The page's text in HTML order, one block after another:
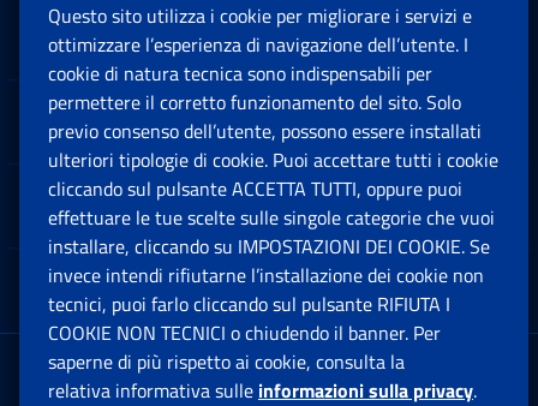
Sedi e Contatti
Software
Note Legali
App mobile
Sede Legale : Via Ciro il Grande, 21
Questo sito utilizza i cookie per migliorare i servizi e
ottimizzare l’esperienza di navigazione dell’utente. I
cookie di natura tecnica sono indispensabili per
permettere il corretto funzionamento del sito. Solo
previo consenso dell’utente, possono essere installati
ulteriori tipologie di cookie. Puoi accettare tutti i cookie
cliccando sul pulsante ACCETTA TUTTI, oppure puoi
effettuare le tue scelte sulle singole categorie che vuoi
installare, cliccando su IMPOSTAZIONI DEI COOKIE. Se
invece intendi rifiutarne l’installazione dei cookie non
tecnici, puoi farlo cliccando sul pulsante RIFIUTA I
COOKIE NON TECNICI o chiudendo il banner. Per
saperne di più rispetto ai cookie, consulta la
relativa informativa sulle informazioni sulla privacy.